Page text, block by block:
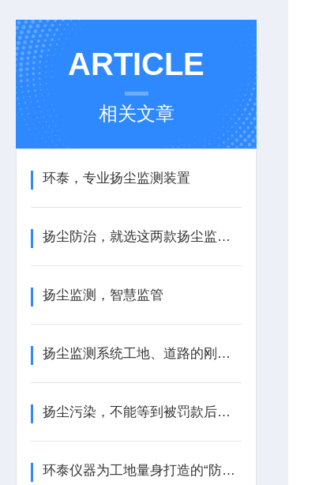
ARTICLE
相关文章
环泰，专业扬尘监测装置
扬尘防治，就选这两款扬尘监测装置
扬尘监测，智慧监管
扬尘监测系统工地、道路的刚需设备
扬尘污染，不能等到被罚款后才后悔
环泰仪器为工地量身打造的“防尘金盾”